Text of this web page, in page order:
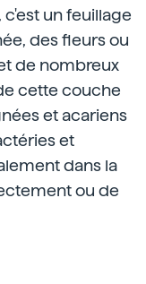
c'est un feuillage
des fleurs ou
de nombreux
cette couche
et acariens
et
dans la
ou de